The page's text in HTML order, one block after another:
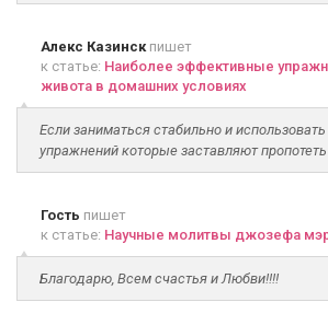
Алекс Казинскпишет
к статье: Наиболее эффективные
живота в домашних условиях
Если заниматься стабильно и
упражнений которые заставляют
Гость пишет
к статье: Научные молитвы джозефа
Благодарю, Всем счастья и Любви!!!!